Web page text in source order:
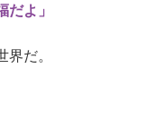
だよ」
界だ。